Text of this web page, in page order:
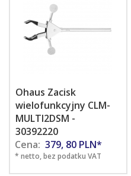
Ohaus Zacisk
wielofunkcyjny CLM-
MULTI2DSM -
30392220
Cena: 379, 80 PLN*
* netto, bez podatku VAT